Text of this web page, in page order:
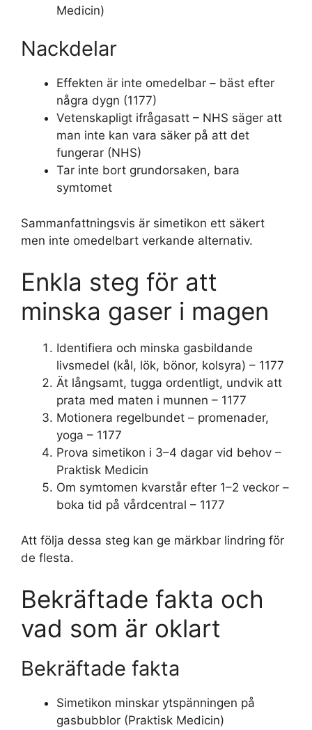
Medicin)
Nackdelar
Effekten är inte omedelbar – bäst efter
några dygn (1177)
Vetenskapligt ifrågasatt – NHS säger att
man inte kan vara säker på att det
fungerar (NHS)
Tar inte bort grundorsaken, bara
symtomet
Sammanfattningsvis är simetikon ett säkert
men inte omedelbart verkande alternativ.
Enkla steg för att
minska gaser i magen
Identifiera och minska gasbildande
livsmedel (kål, lök, bönor, kolsyra) – 1177
Ät långsamt, tugga ordentligt, undvik att
prata med maten i munnen – 1177
Motionera regelbundet – promenader,
yoga – 1177
Prova simetikon i 3–4 dagar vid behov –
Praktisk Medicin
Om symtomen kvarstår efter 1–2 veckor –
boka tid på vårdcentral – 1177
Att följa dessa steg kan ge märkbar lindring för
de flesta.
Bekräftade fakta och
vad som är oklart
Bekräftade fakta
Simetikon minskar ytspänningen på
gasbubblor (Praktisk Medicin)